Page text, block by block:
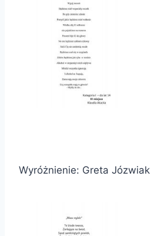
Wyróżnienie: Greta Józwiak